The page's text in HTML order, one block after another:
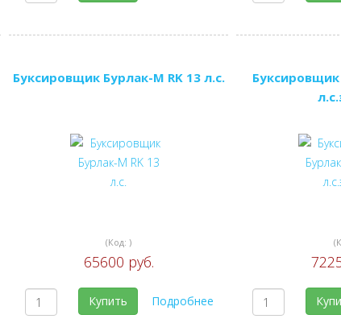
Буксировщик Бурлак-М RK 13 л.с.
(Код:)
65600 руб.
Купить Подробнее